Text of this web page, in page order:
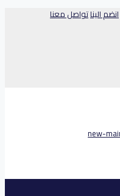
انضم اليناتواصل معنا